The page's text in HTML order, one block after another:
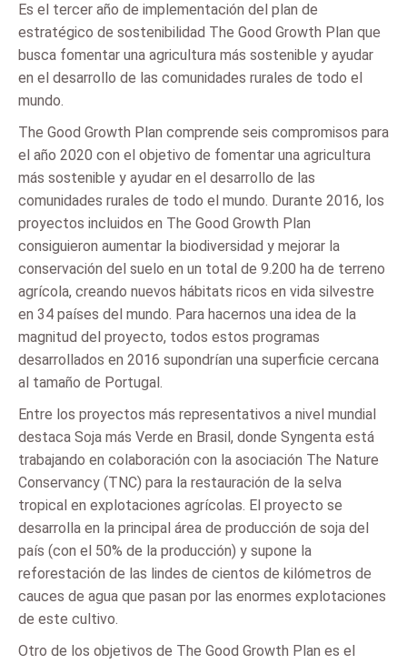
Es el tercer año de implementación del plan de
estratégico de sostenibilidad The Good Growth Plan que
busca fomentar una agricultura más sostenible y ayudar
en el desarrollo de las comunidades rurales de todo el
mundo.
The Good Growth Plan comprende seis compromisos para
el año 2020 con el objetivo de fomentar una agricultura
más sostenible y ayudar en el desarrollo de las
comunidades rurales de todo el mundo. Durante 2016, los
proyectos incluidos en The Good Growth Plan
consiguieron aumentar la biodiversidad y mejorar la
conservación del suelo en un total de 9.200 ha de terreno
agrícola, creando nuevos hábitats ricos en vida silvestre
en 34 países del mundo. Para hacernos una idea de la
magnitud del proyecto, todos estos programas
desarrollados en 2016 supondrían una superficie cercana
al tamaño de Portugal.
Entre los proyectos más representativos a nivel mundial
destaca Soja más Verde en Brasil, donde Syngenta está
trabajando en colaboración con la asociación The Nature
Conservancy (TNC) para la restauración de la selva
tropical en explotaciones agrícolas. El proyecto se
desarrolla en la principal área de producción de soja del
país (con el 50% de la producción) y supone la
reforestación de las lindes de cientos de kilómetros de
cauces de agua que pasan por las enormes explotaciones
de este cultivo.
Otro de los objetivos de The Good Growth Plan es el